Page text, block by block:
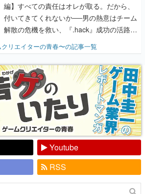
編】すべての責任はオレが取る。だから、
付いてきてくれないか──男の熱意はチーム
解散の危機を救い、『.hack』成功の活路を
『少年ジャンプ』色だった【若ゲのいた
り】
リエイターの青春〜の記事一覧
Youtube
RSS